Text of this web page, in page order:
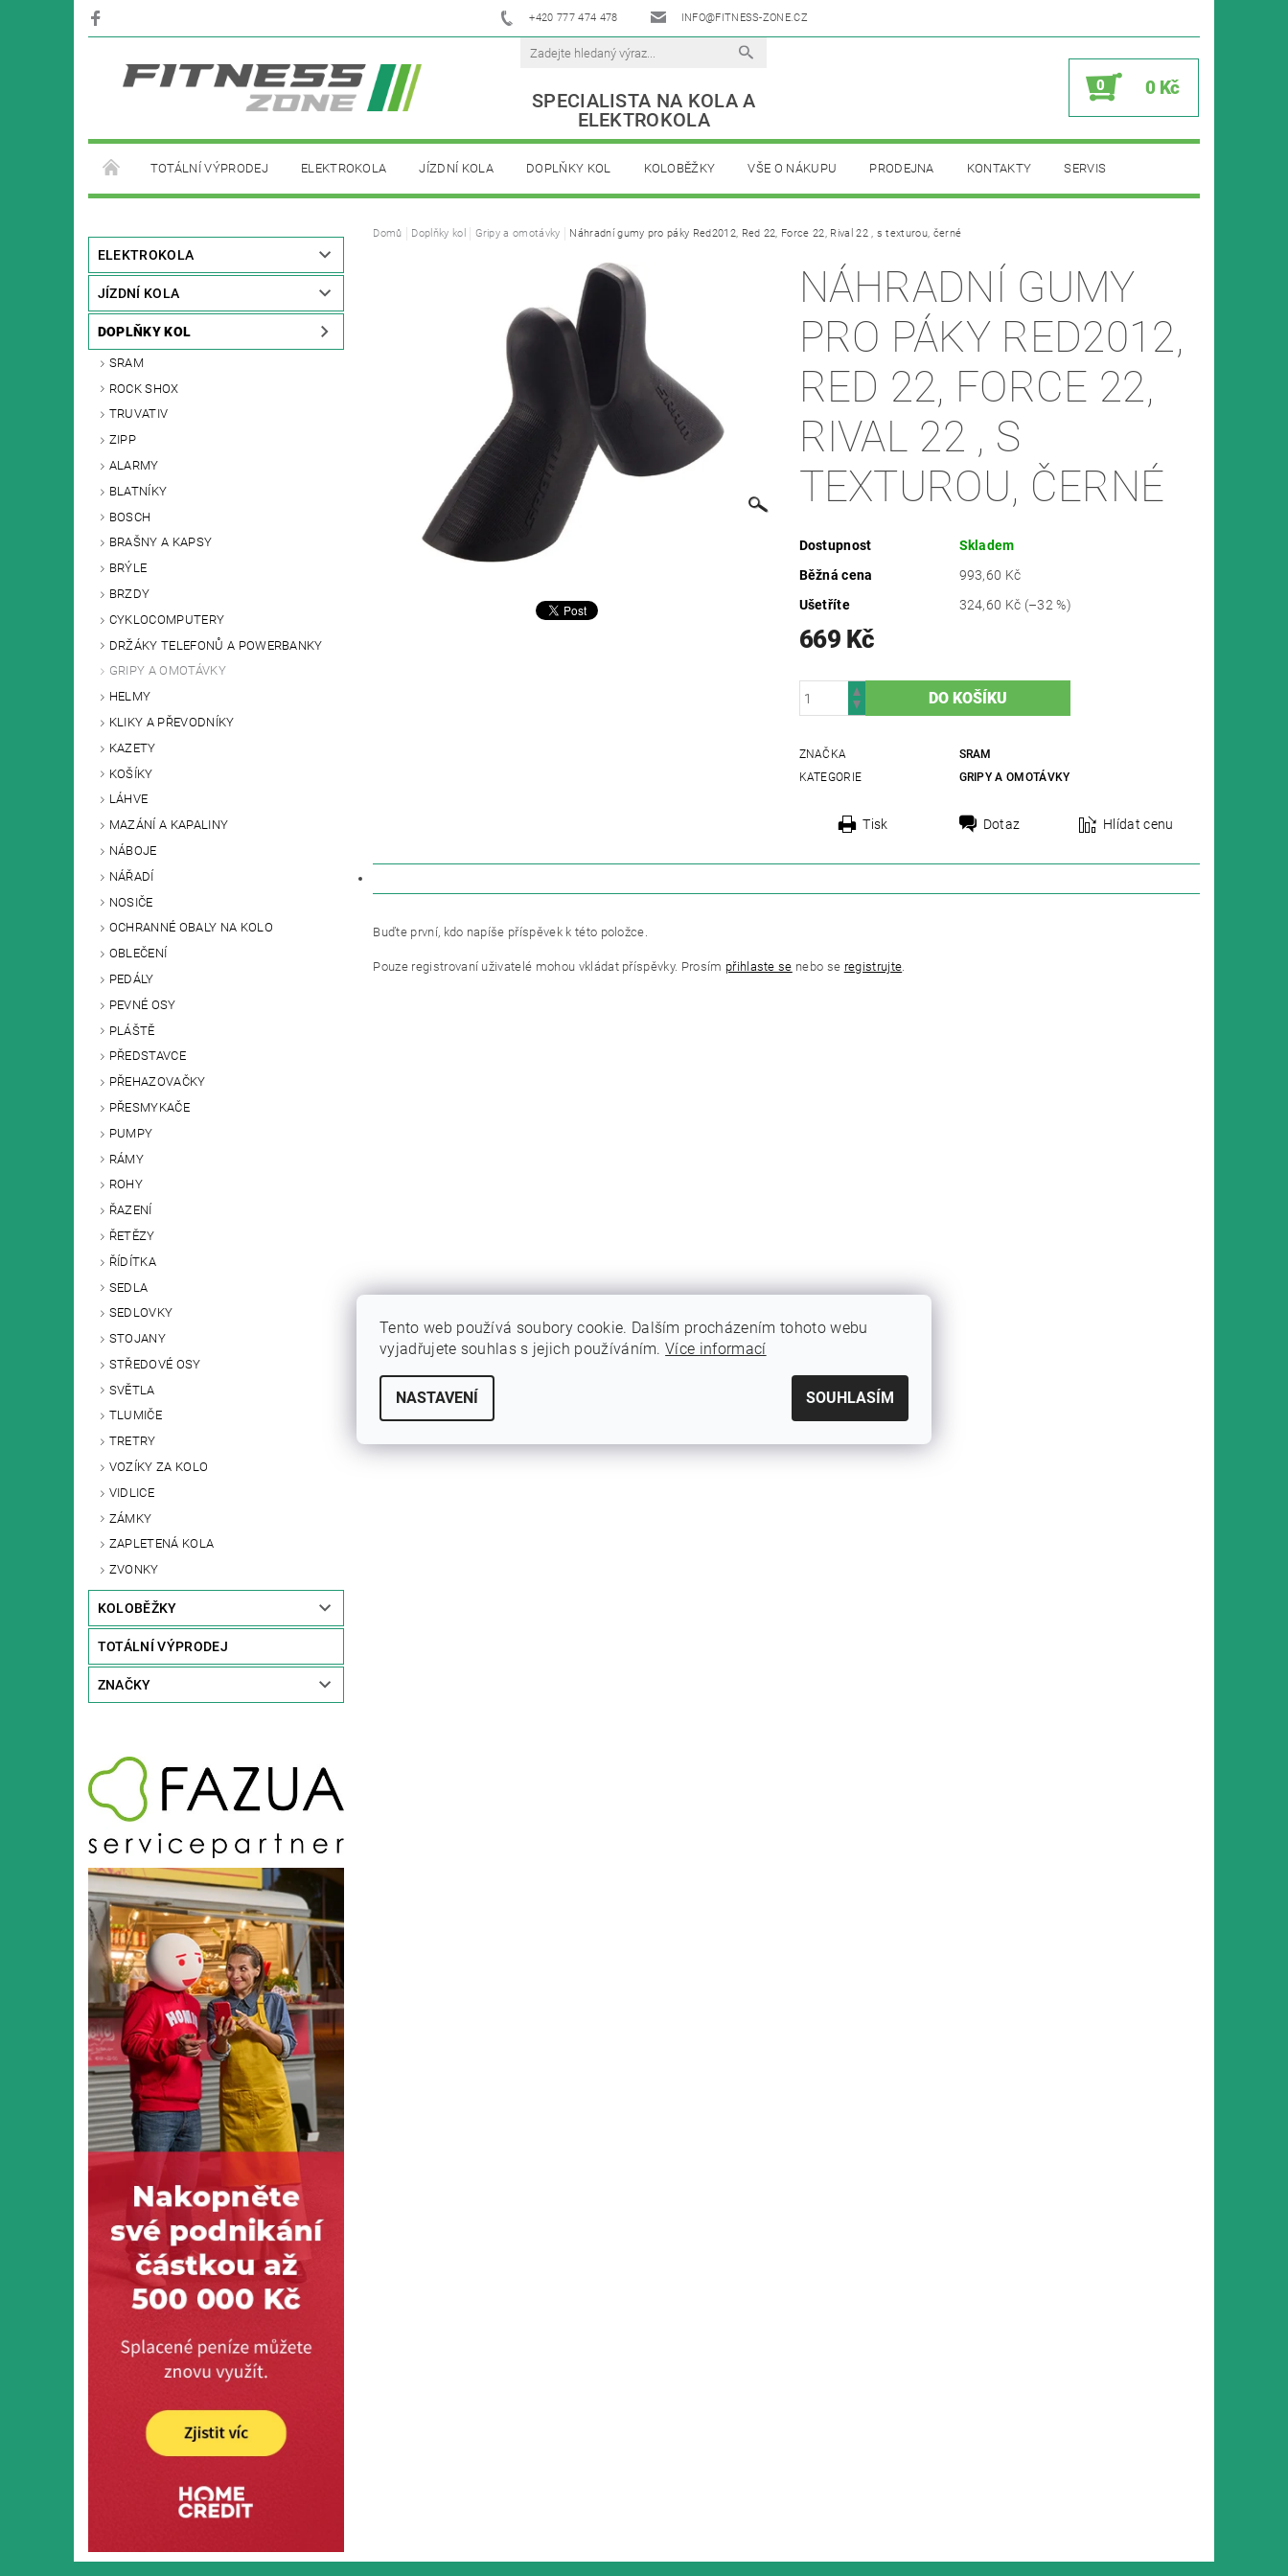
+420 777 474 478 INFO@FITNESS-ZONE.CZ
SPECIALISTA NA KOLA A
ELEKTROKOLA
0 0 Kč
TOTÁLNÍ VÝPRODEJ ELEKTROKOLA JÍZDNÍ KOLA DOPLŇKY KOL KOLOBĚŽKY VŠE O NÁKUPU PRODEJNA KONTAKTY SERVIS
ELEKTROKOLA
JÍZDNÍ KOLA
DOPLŇKY KOL
SRAM
ROCK SHOX
TRUVATIV
ZIPP
ALARMY
BLATNÍKY
BOSCH
BRAŠNY A KAPSY
BRÝLE
BRZDY
CYKLOCOMPUTERY
DRŽÁKY TELEFONŮ A POWERBANKY
GRIPY A OMOTÁVKY
HELMY
KLIKY A PŘEVODNÍKY
KAZETY
KOŠÍKY
LÁHVE
MAZÁNÍ A KAPALINY
NÁBOJE
NÁŘADÍ
NOSIČE
OCHRANNÉ OBALY NA KOLO
OBLEČENÍ
PEDÁLY
PEVNÉ OSY
PLÁŠTĚ
PŘEDSTAVCE
PŘEHAZOVAČKY
PŘESMYKAČE
PUMPY
RÁMY
ROHY
ŘAZENÍ
ŘETĚZY
ŘÍDÍTKA
SEDLA
SEDLOVKY
STOJANY
STŘEDOVÉ OSY
SVĚTLA
TLUMIČE
TRETRY
VOZÍKY ZA KOLO
VIDLICE
ZÁMKY
ZAPLETENÁ KOLA
ZVONKY
KOLOBĚŽKY
TOTÁLNÍ VÝPRODEJ
ZNAČKY
Domů Doplňky kol Gripy a omotávky Náhradní gumy pro páky Red2012, Red 22, Force 22, Rival 22 , s texturou, černé
NÁHRADNÍ GUMY
PRO PÁKY RED2012,
RED 22, FORCE 22,
RIVAL 22 , S
TEXTUROU, ČERNÉ
Dostupnost
Skladem
Běžná cena
993,60 Kč
Ušetříte
324,60 Kč (–32 %)
669 Kč
ZNAČKA
SRAM
KATEGORIE
GRIPY A OMOTÁVKY
Tisk Dotaz Hlídat cenu
Buďte první, kdo napíše příspěvek k této položce.
Pouze registrovaní uživatelé mohou vkládat příspěvky. Prosím přihlaste se nebo se registrujte.
Tento web používá soubory cookie. Dalším procházením tohoto webu
vyjadřujete souhlas s jejich používáním.Více informací
NASTAVENÍ SOUHLASÍM